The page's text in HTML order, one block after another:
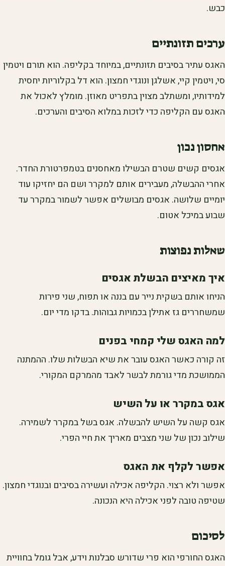
כבש.
ערכים תזונתיים
האגס עתיר בסיבים תזונתיים, במיוחד בקליפה. הוא תורם ויטמין
סי, ויטמין קיי, אשלגן ונוגדי חמצון. הוא דל בקלוריות יחסית
למידותיו, ומשתלב מצוין בתפריט מאוזן. מומלץ לאכול את
האגס עם הקליפה כדי לזכות במלוא הסיבים והערכים.
אחסון נכון
אגסים קשים שטרם הבשילו מאחסנים בטמפרטורת החדר.
אחרי ההבשלה, מעבירים אותם למקרר ושם הם יחזיקו עוד
יומיים שלושה. אגסים מבושלים אפשר לשמור במקרר עד
שבוע במיכל אטום.
שאלות נפוצות
איך מאיצים הבשלת אגסים
הניחו אותם בשקית נייר עם בננה או תפוח, שני פירות
שמשחררים גז אתילן בכמויות גבוהות. בדקו מדי יום.
למה האגס שלי קמחי בפנים
זה קורה כאשר האגס עובר את שיא הבשלות שלו. ההמתנה
הממושכת מדי גורמת לבשר לאבד מהמרקם המקורי.
אגס במקרר או על השיש
אגס קשה על השיש להבשלה. אגס בשל במקרר לשמירה.
שילוב נכון של שני מצבים מאריך את חיי הפרי.
אפשר לקלף את האגס
אפשר ולא רצוי. הקליפה אכילה ועשירה בסיבים ובנוגדי חמצון.
שטיפה טובה לפני אכילה היא הנכונה.
לסיכום
האגס החורפי הוא פרי שדורש סבלנות וידע, אבל גומל בחוויית